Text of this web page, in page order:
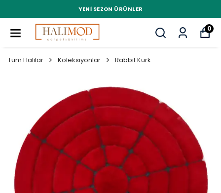
YENI SEZON ÜRÜNLER
0
Tüm Halılar Koleksiyonlar Rabbit Kürk